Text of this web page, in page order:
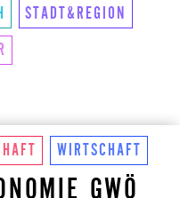
STADT&REGION
WIRTSCHAFT
GWÖ